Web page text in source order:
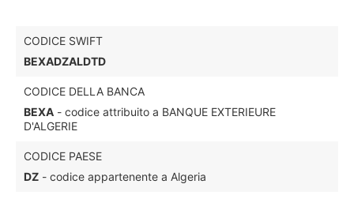
CODICE SWIFT
BEXADZALDTD
CODICE DELLA BANCA
BEXA - codice attribuito a BANQUE EXTERIEURE
D'ALGERIE
CODICE PAESE
DZ - codice appartenente a Algeria